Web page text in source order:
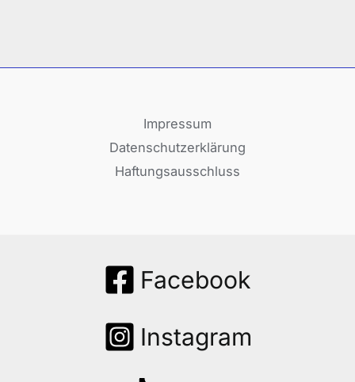
Impressum
Datenschutzerklärung
Haftungsausschluss
Facebook
Instagram